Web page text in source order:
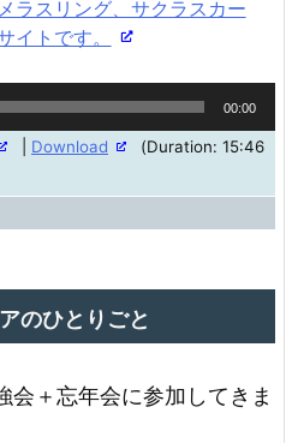
ラスリング、サクラスカー
イトです。
00:00
Download
(Duration: 15:46
のひとりごと
＋忘年会に参加してきま